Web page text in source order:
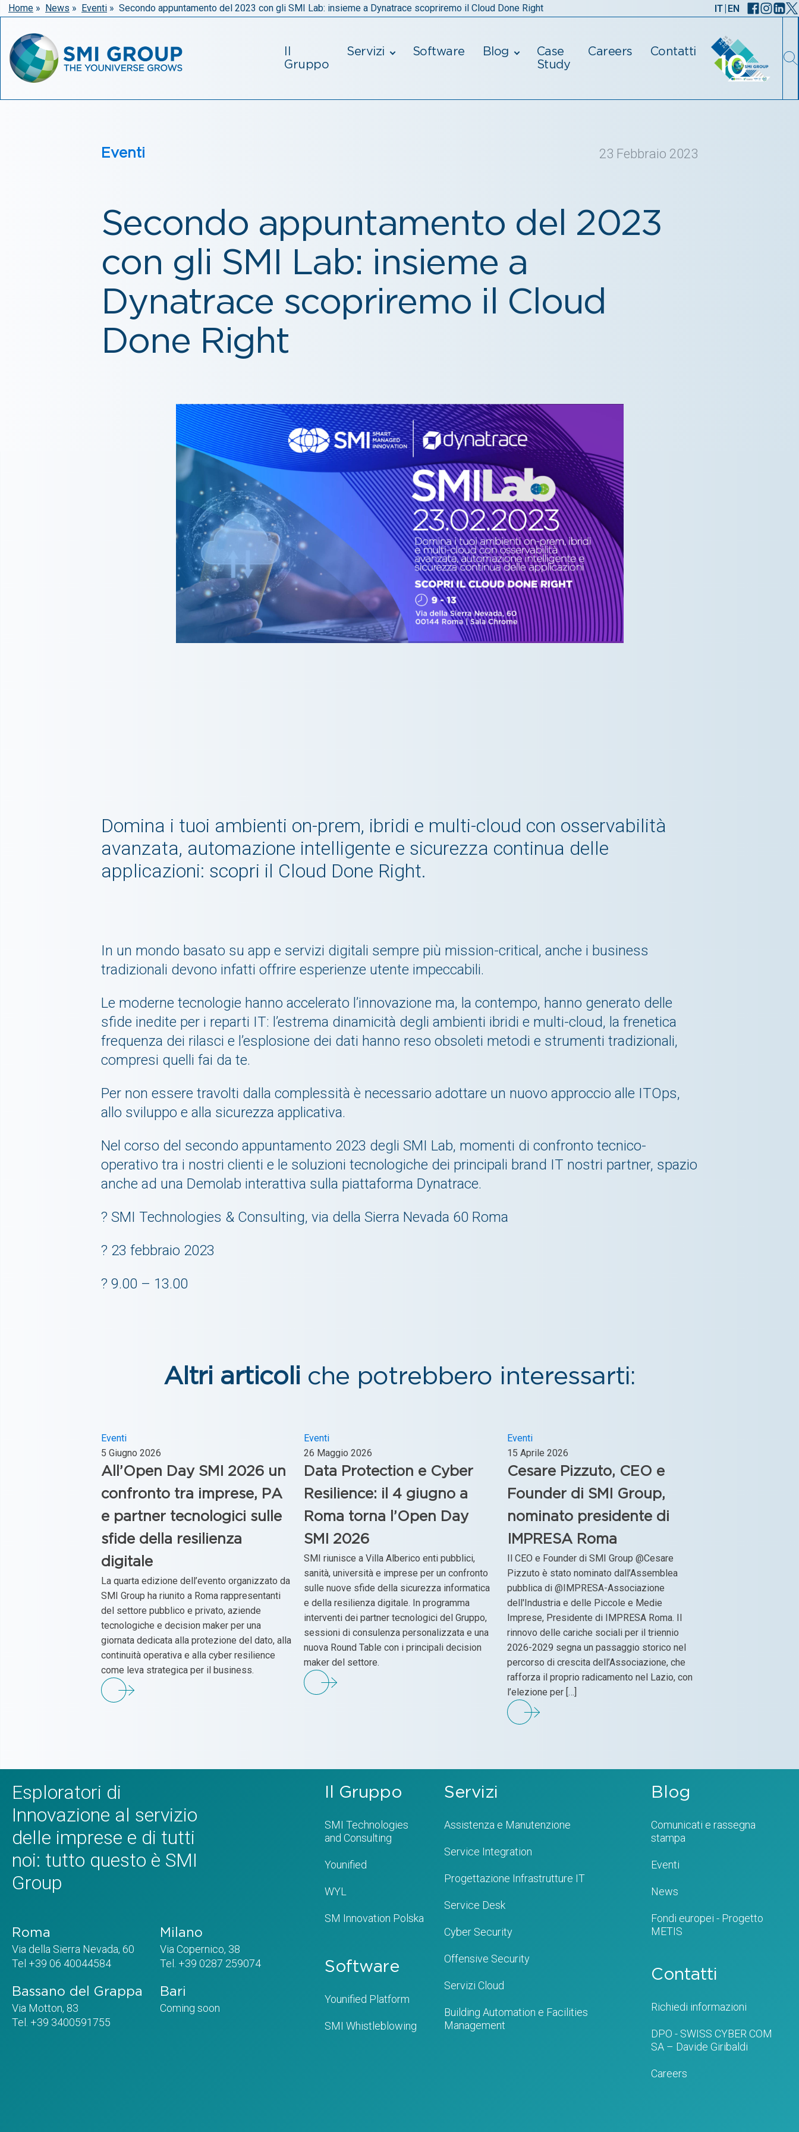
Home » News » Eventi » Secondo appuntamento del 2023 con gli SMI Lab: insieme a Dynatrace scopriremo il Cloud Done Right IT | EN
Gruppo
Servizi Software Blog
Case
Study
Careers Contatti
Eventi 23 Febbraio 2023
Secondo appuntamento del 2023
con gli SMI Lab: insieme a
Dynatrace scopriremo il Cloud
Done Right
Domina i tuoi ambienti on-prem, ibridi e multi-cloud con osservabilità
avanzata, automazione intelligente e sicurezza continua delle
applicazioni: scopri il Cloud Done Right.
In un mondo basato su app e servizi digitali sempre più mission-critical, anche i business
tradizionali devono infatti offrire esperienze utente impeccabili.
Le moderne tecnologie hanno accelerato l’innovazione ma, la contempo, hanno generato delle
sfide inedite per i reparti IT: l’estrema dinamicità degli ambienti ibridi e multi-cloud, la frenetica
frequenza dei rilasci e l’esplosione dei dati hanno reso obsoleti metodi e strumenti tradizionali,
compresi quelli fai da te.
Per non essere travolti dalla complessità è necessario adottare un nuovo approccio alle ITOps,
allo sviluppo e alla sicurezza applicativa.
Nel corso del secondo appuntamento 2023 degli SMI Lab, momenti di confronto tecnico-
operativo tra i nostri clienti e le soluzioni tecnologiche dei principali brand IT nostri partner, spazio
anche ad una Demolab interattiva sulla piattaforma Dynatrace.
? SMI Technologies & Consulting, via della Sierra Nevada 60 Roma
? 23 febbraio 2023
? 9.00 – 13.00
Altri articoli che potrebbero interessarti:
Eventi
5 Giugno 2026
All’Open Day SMI 2026 un
confronto tra imprese, PA
e partner tecnologici sulle
sfide della resilienza
digitale
La quarta edizione dell’evento organizzato da
SMI Group ha riunito a Roma rappresentanti
del settore pubblico e privato, aziende
tecnologiche e decision maker per una
giornata dedicata alla protezione del dato, alla
continuità operativa e alla cyber resilience
come leva strategica per il business.
Eventi
26 Maggio 2026
Data Protection e Cyber
Resilience: il 4 giugno a
Roma torna l’Open Day
SMI 2026
SMI riunisce a Villa Alberico enti pubblici,
sanità, università e imprese per un confronto
sulle nuove sfide della sicurezza informatica
e della resilienza digitale. In programma
interventi dei partner tecnologici del Gruppo,
sessioni di consulenza personalizzata e una
nuova Round Table con i principali decision
maker del settore.
Eventi
15 Aprile 2026
Cesare Pizzuto, CEO e
Founder di SMI Group,
nominato presidente di
IMPRESA Roma
Il CEO e Founder di SMI Group @Cesare
Pizzuto è stato nominato dall’Assemblea
pubblica di @IMPRESA-Associazione
dell'Industria e delle Piccole e Medie
Imprese, Presidente di IMPRESA Roma. Il
rinnovo delle cariche sociali per il triennio
2026-2029 segna un passaggio storico nel
percorso di crescita dell’Associazione, che
rafforza il proprio radicamento nel Lazio, con
l’elezione per […]
Esploratori di
Innovazione al servizio
delle imprese e di tutti
noi: tutto questo è SMI
Group
Roma
Via della Sierra Nevada, 60
Tel +39 06 40044584
Milano
Via Copernico, 38
Tel. +39 0287 259074
Bassano del Grappa
Via Motton, 83
Tel. +39 3400591755
Bari
Coming soon
Il Gruppo
SMI Technologies
and Consulting
Younified
WYL
SM Innovation Polska
Software
Younified Platform
SMI Whistleblowing
Servizi
Assistenza e Manutenzione
Service Integration
Progettazione Infrastrutture IT
Service Desk
Cyber Security
Offensive Security
Servizi Cloud
Building Automation e Facilities
Management
Blog
Comunicati e rassegna
stampa
Eventi
News
Fondi europei - Progetto
METIS
Contatti
Richiedi informazioni
DPO - SWISS CYBER COM
SA – Davide Giribaldi
Careers